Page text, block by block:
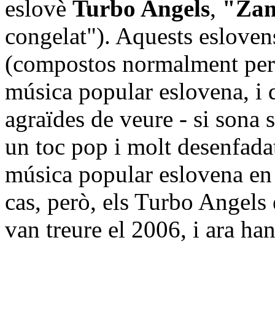
eslovè Turbo Angels,
congelat"). Aquests
(compostos normalment
música popular eslovena, i
agraïdes de veure - si sona
un toc pop i molt
música popular eslovena
cas, però, els Turbo
van treure el 2006, i ara